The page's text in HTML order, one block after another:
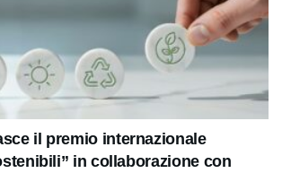
il premio internazionale
in collaborazione con